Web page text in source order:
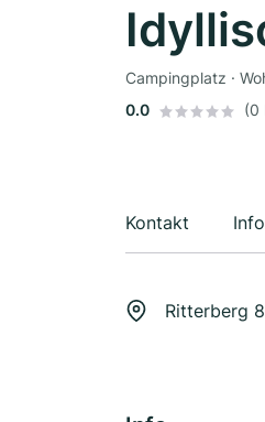
Campingplatz ·
0.0
(0
Kontakt Info
Ritterberg